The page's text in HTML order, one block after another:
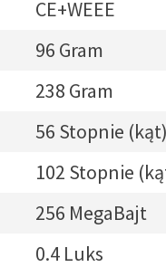
CE+WEEE
96 Gram
238 Gram
56 Stopnie
102 Stopnie
256 MegaBajt
0.4 Luks